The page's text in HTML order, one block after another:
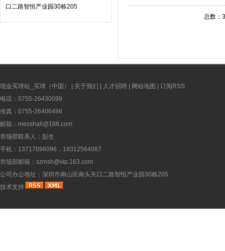
口二路智恒产业园30栋205
总数：
现金买球站_买球（中国） 关于我们 人才招聘 网站地图
订阅RSS
电话：0755-26430099
传真：0755-26406498
邮箱：messhall@188.com
市场部联系人：彭生
手机：13717096096，18312564067
市场部邮箱：szmsh@vip.163.com
公司办公地址：深圳市南山区南头关口二路智恒产业园30栋205
技术支持